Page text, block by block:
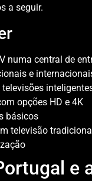
a seguir.
numa central de
e
opções HD e 4K
básicos
televisão
e